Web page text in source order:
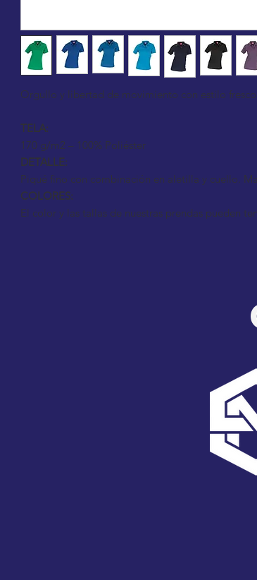
Orgullo y libertad de movimiento con estilo
TELA:
170 g/m2 – 100% Poliéster
DETALLE:
Piqué fino con combinación en aletilla y cuello.
COLORES:
El color y las tallas de nuestras prendas pueden